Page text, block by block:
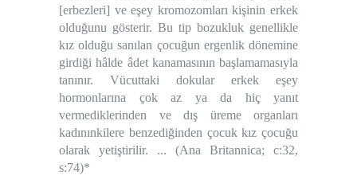
[erbezleri] ve eşey kromozomları kişinin erkek
olduğunu gösterir. Bu tip bozukluk genellikle
kız olduğu sanılan çocuğun ergenlik dönemine
girdiği hâlde âdet kanamasının başlamamasıyla
tanınır. Vücuttaki dokular erkek eşey
hormonlarına çok az ya da hiç yanıt
vermediklerinden ve dış üreme organları
kadınınkilere benzediğinden çocuk kız çocuğu
olarak yetiştirilir. ... (Ana Britannica; c:32,
s:74)*